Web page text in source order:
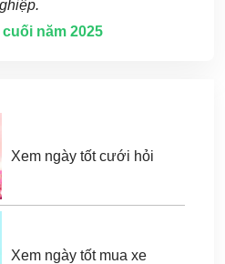
năm 2025
Xem ngày tốt cưới hỏi
Xem ngày tốt mua xe